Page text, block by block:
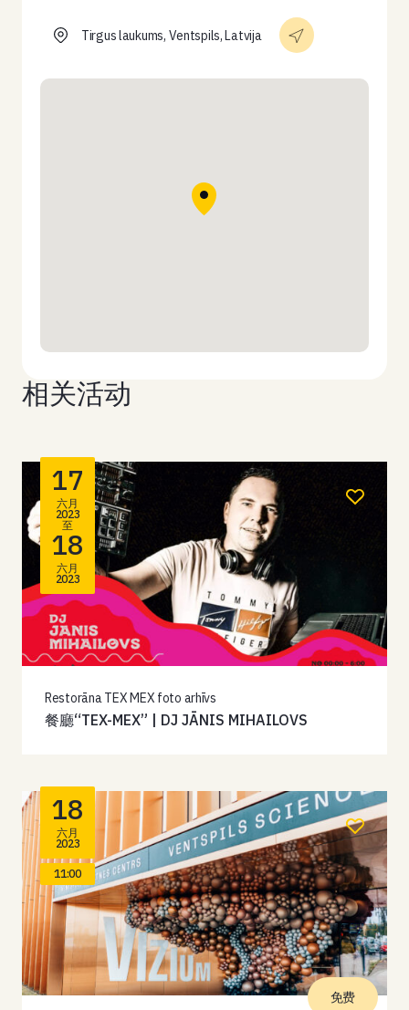
Tirgus laukums, Ventspils, Latvija
相关活动
17
六月
2023
至
18
六月
2023
Restorāna TEX MEX foto arhīvs
餐廳“TEX-MEX” | DJ JĀNIS MIHAILOVS
18
六月
2023
11:00
免费